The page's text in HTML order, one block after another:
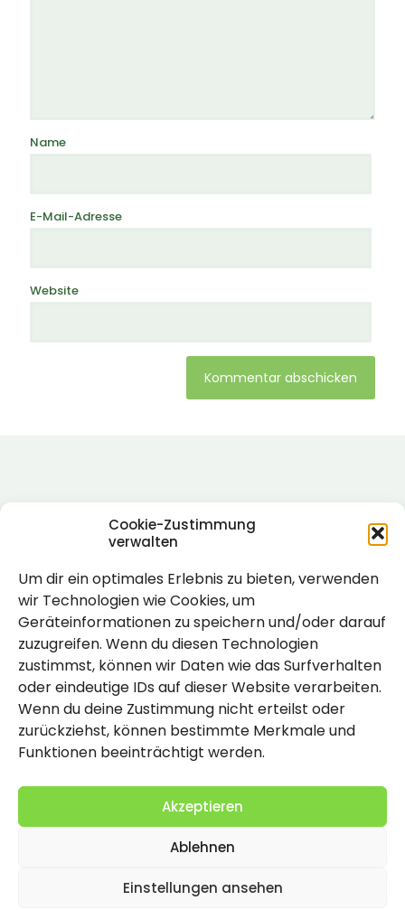
Cookie-Zustimmung
verwalten
Um dir ein optimales Erlebnis zu bieten, verwenden
wir Technologien wie Cookies, um
Geräteinformationen zu speichern und/oder darauf
zuzugreifen. Wenn du diesen Technologien
zustimmst, können wir Daten wie das Surfverhalten
oder eindeutige IDs auf dieser Website verarbeiten.
Wenn du deine Zustimmung nicht erteilst oder
zurückziehst, können bestimmte Merkmale und
Funktionen beeinträchtigt werden.
Akzeptieren
Ablehnen
Einstellungen ansehen
Name
E-Mail-Adresse
Website
Rechtlich
Impressum
Datenschutzerklärung
Cookie-Richtlinie (EU)